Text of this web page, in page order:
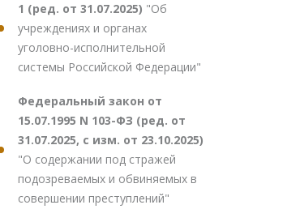
1 (ред. от 31.07.2025) "Об
учреждениях и органах
уголовно-исполнительной
системы Российской Федерации"
Федеральный закон от
15.07.1995 N 103-ФЗ (ред. от
31.07.2025, с изм. от 23.10.2025)
"О содержании под стражей
подозреваемых и обвиняемых в
совершении преступлений"